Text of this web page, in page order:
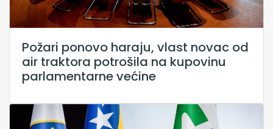
Požari ponovo haraju, vlast novac od
air traktora potrošila na kupovinu
parlamentarne većine